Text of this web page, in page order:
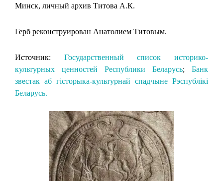
Минск, личный архив Титова А.К.
Герб реконструирован Анатолием Титовым.
Источник: Государственный список историко-
культурных ценностей Республики Беларусь; Банк
звестак аб гісторыка-культурнай спадчыне Рэспублікі
Беларусь.